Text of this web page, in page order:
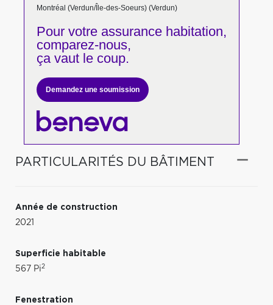
Montréal (Verdun/Île-des-Soeurs) (Verdun)
Pour votreassurance habitation,
comparez-nous,
ça vaut le coup.
Demandez une soumission
PARTICULARITÉS DU BÂTIMENT
Année de construction
2021
Superficie habitable
567 Pi2
Fenestration